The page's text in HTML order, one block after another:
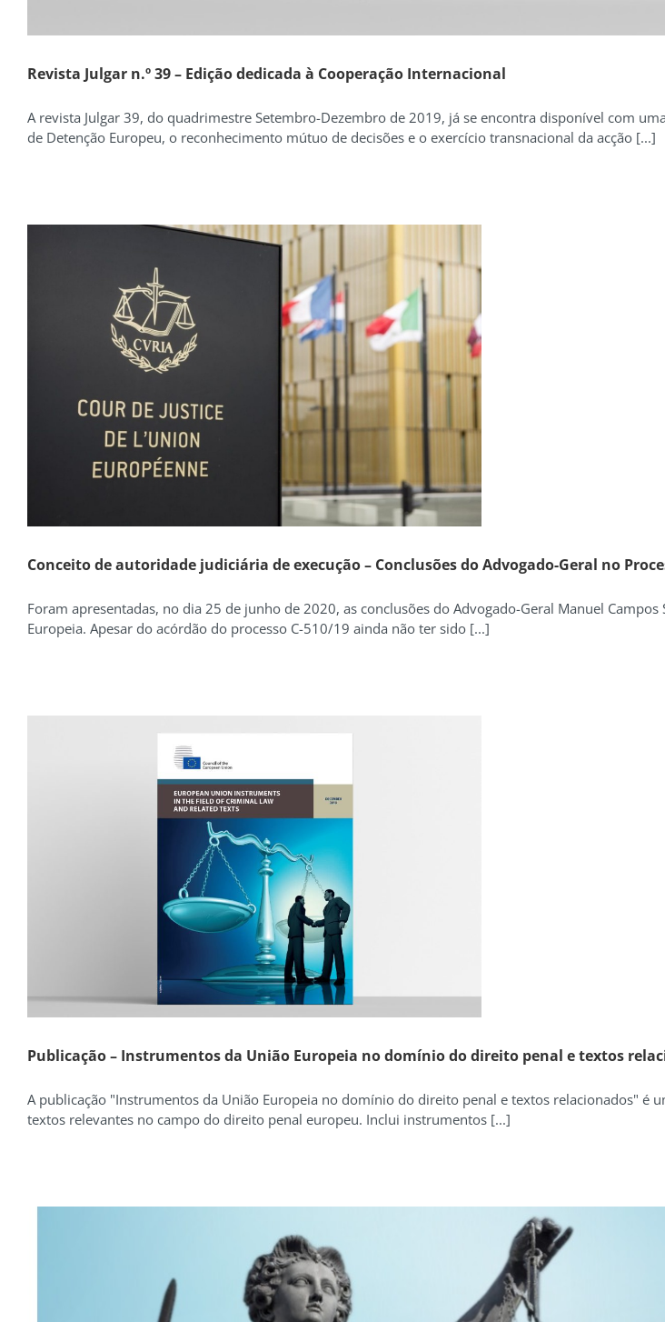
Revista Julgar n.º 39 – Edição dedicada à Cooperação Internacional
A revista Julgar 39, do quadrimestre Setembro-Dezembro de 2019, já se encontra disponível com
de Detenção Europeu, o reconhecimento mútuo de decisões e o exercício transnacional da acção [...]
Conceito de autoridade judiciária de execução – Conclusões do Advogado-Geral no
Foram apresentadas, no dia 25 de junho de 2020, as conclusões do Advogado-Geral Manuel
Europeia. Apesar do acórdão do processo C-510/19 ainda não ter sido [...]
Publicação – Instrumentos da União Europeia no domínio do direito penal e textos
A publicação "Instrumentos da União Europeia no domínio do direito penal e textos relacionados" é
textos relevantes no campo do direito penal europeu. Inclui instrumentos [...]